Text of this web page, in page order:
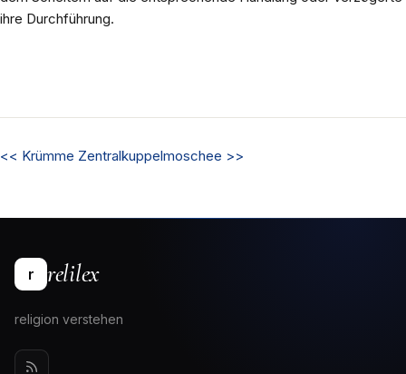
ihre Durchführung.
<< Krümme Zentralkuppelmoschee >>
r relilex
religion verstehen